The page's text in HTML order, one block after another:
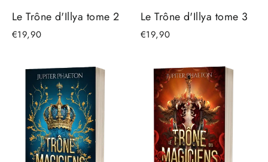
Le Trône d'Illya tome 2
€19,90
Le Trône d'Illya tome 3
€19,90